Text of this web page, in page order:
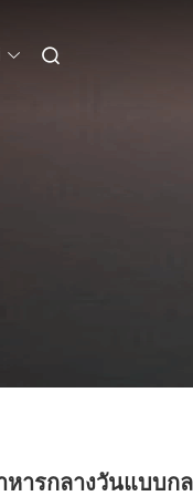
หารกลางวันแบบก